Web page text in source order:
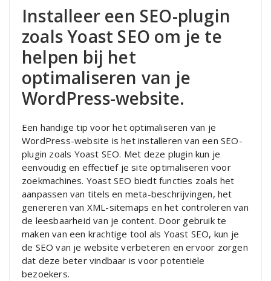
Installeer een SEO-plugin
zoals Yoast SEO om je te
helpen bij het
optimaliseren van je
WordPress-website.
Een handige tip voor het optimaliseren van je
WordPress-website is het installeren van een SEO-
plugin zoals Yoast SEO. Met deze plugin kun je
eenvoudig en effectief je site optimaliseren voor
zoekmachines. Yoast SEO biedt functies zoals het
aanpassen van titels en meta-beschrijvingen, het
genereren van XML-sitemaps en het controleren van
de leesbaarheid van je content. Door gebruik te
maken van een krachtige tool als Yoast SEO, kun je
de SEO van je website verbeteren en ervoor zorgen
dat deze beter vindbaar is voor potentiële
bezoekers.